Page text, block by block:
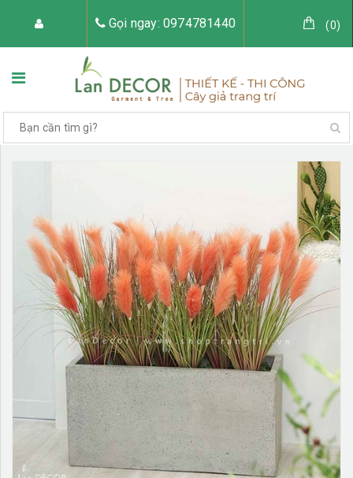
Gọi ngay: 0974781440 (0)
CÂY GIẢ TRANG TRÍ TIỂU CẢNH CÂY GIẢ
TƯỜNG CÂY GIẢ KHĂN TRẢI BÀN